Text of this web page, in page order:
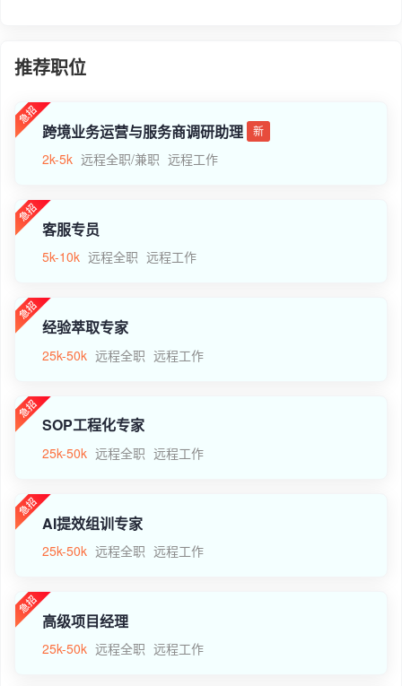
推荐职位
跨境业务运营与服务商调研助理 新
2k-5k 远程全职/兼职 远程工作
客服专员
5k-10k 远程全职 远程工作
经验萃取专家
25k-50k 远程全职 远程工作
SOP工程化专家
25k-50k 远程全职 远程工作
AI提效组训专家
25k-50k 远程全职 远程工作
高级项目经理
25k-50k 远程全职 远程工作